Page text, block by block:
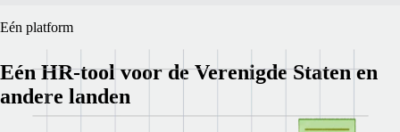
Eén platform
Eén HR-tool voor de Verenigde Staten en
andere landen